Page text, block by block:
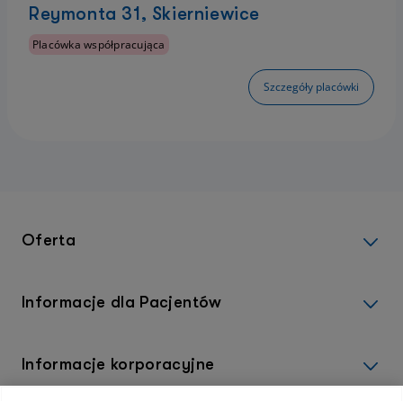
Reymonta 31, Skierniewice
Placówka współpracująca
Szczegóły placówki
Oferta
Informacje dla Pacjentów
Informacje korporacyjne